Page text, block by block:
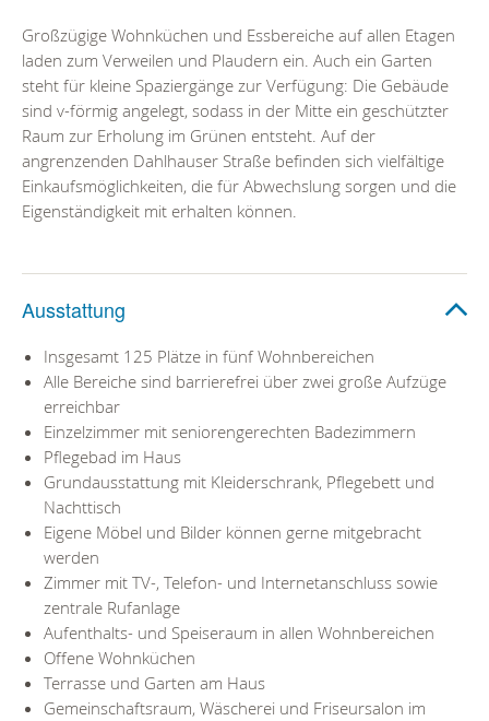
Großzügige Wohnküchen und Essbereiche auf allen Etagen
laden zum Verweilen und Plaudern ein. Auch ein Garten
steht für kleine Spaziergänge zur Verfügung: Die Gebäude
sind v-förmig angelegt, sodass in der Mitte ein geschützter
Raum zur Erholung im Grünen entsteht. Auf der
angrenzenden Dahlhauser Straße befinden sich vielfältige
Einkaufsmöglichkeiten, die für Abwechslung sorgen und die
Eigenständigkeit mit erhalten können.
Ausstattung
Insgesamt 125 Plätze in fünf Wohnbereichen
Alle Bereiche sind barrierefrei über zwei große Aufzüge
erreichbar
Einzelzimmer mit seniorengerechten Badezimmern
Pflegebad im Haus
Grundausstattung mit Kleiderschrank, Pflegebett und
Nachttisch
Eigene Möbel und Bilder können gerne mitgebracht
werden
Zimmer mit TV-, Telefon- und Internetanschluss sowie
zentrale Rufanlage
Aufenthalts- und Speiseraum in allen Wohnbereichen
Offene Wohnküchen
Terrasse und Garten am Haus
Gemeinschaftsraum, Wäscherei und Friseursalon im